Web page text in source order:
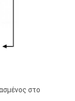
στο